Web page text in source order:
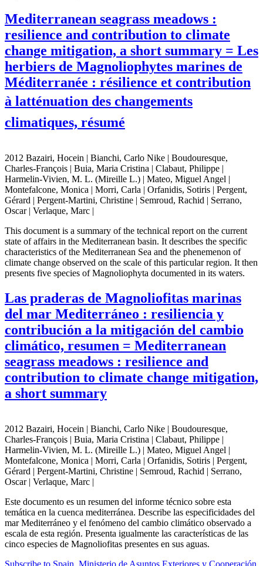
Mediterranean seagrass meadows :
resilience and contribution to climate
change mitigation, a short summary = Les
herbiers de Magnoliophytes marines de
Méditerranée : résilience et contribution
à latténuation des changements
climatiques, résumé
2012 Bazairi, Hocein | Bianchi, Carlo Nike | Boudouresque,
Charles-François | Buia, Maria Cristina | Clabaut, Philippe |
Harmelin-Vivien, M. L. (Mireille L.) | Mateo, Miguel Angel |
Montefalcone, Monica | Morri, Carla | Orfanidis, Sotiris | Pergent,
Gérard | Pergent-Martini, Christine | Semroud, Rachid | Serrano,
Oscar | Verlaque, Marc |
This document is a summary of the technical report on the current
state of affairs in the Mediterranean basin. It describes the specific
characteristics of the Mediterranean Sea and the phenemenon of
climate change observed on the scale of this particular region. It then
presents five species of Magnoliophyta documented in its waters.
Las praderas de Magnoliofitas marinas
del mar Mediterráneo : resiliencia y
contribución a la mitigación del cambio
climático, resumen = Mediterranean
seagrass meadows : resilience and
contribution to climate change mitigation,
a short summary
2012 Bazairi, Hocein | Bianchi, Carlo Nike | Boudouresque,
Charles-François | Buia, Maria Cristina | Clabaut, Philippe |
Harmelin-Vivien, M. L. (Mireille L.) | Mateo, Miguel Angel |
Montefalcone, Monica | Morri, Carla | Orfanidis, Sotiris | Pergent,
Gérard | Pergent-Martini, Christine | Semroud, Rachid | Serrano,
Oscar | Verlaque, Marc |
Este documento es un resumen del informe técnico sobre esta
temática en la cuenca mediterránea. Describe las especificidades del
mar Mediterráneo y el fenómeno del cambio climático observado a
escala de esta región. Presenta igualmente las características de las
cinco especies de Magnoliofitas presentes en sus aguas.
Subscribe to Spain, Ministerio de Asuntos Exteriores y Cooperación